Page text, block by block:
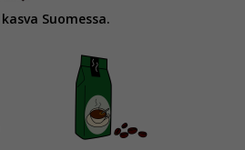
Suomessa.